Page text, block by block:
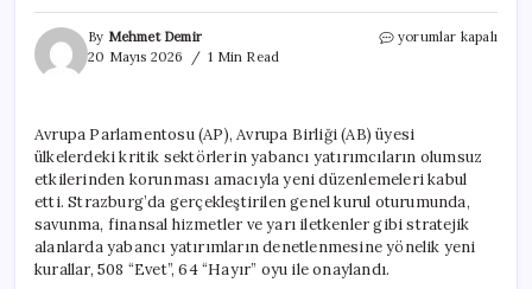
By Mehmet Demir
20 Mayıs 2026
1 Min Read
AB,
Karşı
Koruma
Altına
Alıyor
için
yorumlar kapalı
Avrupa Parlamentosu (AP), Avrupa Birliği (AB) üyesi
ülkelerdeki kritik sektörlerin yabancı yatırımcıların olumsuz
etkilerinden korunması amacıyla yeni düzenlemeleri kabul
etti. Strazburg’da gerçekleştirilen genel kurul oturumunda,
savunma, finansal hizmetler ve yarı iletkenler gibi stratejik
alanlarda yabancı yatırımların denetlenmesine yönelik yeni
kurallar, 508 “Evet”, 64 “Hayır” oyu ile onaylandı.